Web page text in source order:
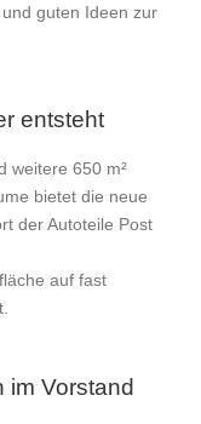
guten Ideen zur
entsteht
weitere 650 m²
bietet die neue
der Autoteile Post
auf fast
im Vorstand